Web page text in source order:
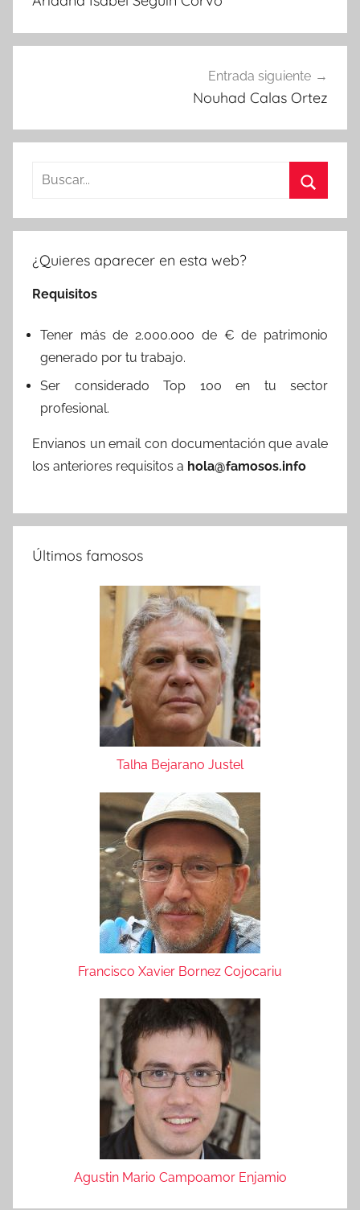
Entrada siguiente
Nouhad Calas Ortez
Buscar:
¿Quieres aparecer en esta web?
Requisitos
Tener más de 2.000.000 de € de patrimonio
generado por tu trabajo.
Ser considerado Top 100 en tu sector
profesional.
Envianos un email con documentación que avale
los anteriores requisitos a hola@famosos.info
Últimos famosos
Talha Bejarano Justel
Francisco Xavier Bornez Cojocariu
Agustin Mario Campoamor Enjamio